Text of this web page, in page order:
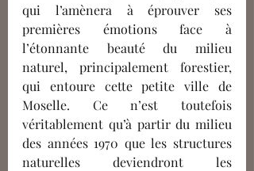
qui l’amènera à éprouver ses
premières émotions face à
l’étonnante beauté du milieu
naturel, principalement forestier,
qui entoure cette petite ville de
Moselle. Ce n’est toutefois
véritablement qu’à partir du milieu
des années 1970 que les structures
naturelles deviendront les